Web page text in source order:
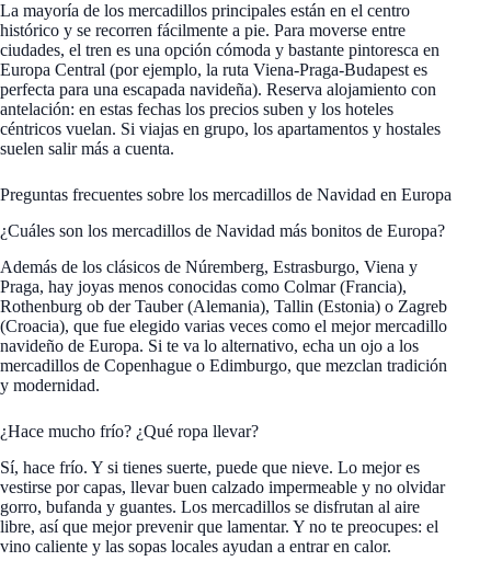
La mayoría de los mercadillos principales están en el centro
histórico y se recorren fácilmente a pie. Para moverse entre
ciudades, el tren es una opción cómoda y bastante pintoresca en
Europa Central (por ejemplo, la ruta Viena-Praga-Budapest es
perfecta para una escapada navideña). Reserva alojamiento con
antelación: en estas fechas los precios suben y los hoteles
céntricos vuelan. Si viajas en grupo, los apartamentos y hostales
suelen salir más a cuenta.
Preguntas frecuentes sobre los mercadillos de Navidad en Europa
¿Cuáles son los mercadillos de Navidad más bonitos de Europa?
Además de los clásicos de Núremberg, Estrasburgo, Viena y
Praga, hay joyas menos conocidas como Colmar (Francia),
Rothenburg ob der Tauber (Alemania), Tallin (Estonia) o Zagreb
(Croacia), que fue elegido varias veces como el mejor mercadillo
navideño de Europa. Si te va lo alternativo, echa un ojo a los
mercadillos de Copenhague o Edimburgo, que mezclan tradición
y modernidad.
¿Hace mucho frío? ¿Qué ropa llevar?
Sí, hace frío. Y si tienes suerte, puede que nieve. Lo mejor es
vestirse por capas, llevar buen calzado impermeable y no olvidar
gorro, bufanda y guantes. Los mercadillos se disfrutan al aire
libre, así que mejor prevenir que lamentar. Y no te preocupes: el
vino caliente y las sopas locales ayudan a entrar en calor.